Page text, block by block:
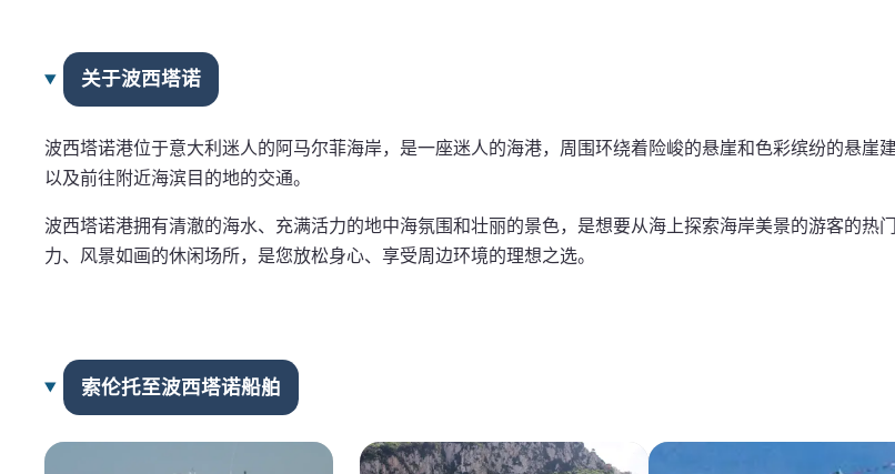
关于波西塔诺
波西塔诺港位于意大利迷人的阿马尔菲海岸，是一座迷人的海港，周围环绕着险峻的悬崖和色彩缤纷的悬
以及前往附近海滨目的地的交通。
波西塔诺港拥有清澈的海水、充满活力的地中海氛围和壮丽的景色，是想要从海上探索海岸美景的游客的
力、风景如画的休闲场所，是您放松身心、享受周边环境的理想之选。
索伦托至波西塔诺船舶